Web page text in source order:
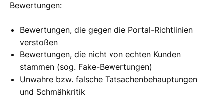
Bewertungen:
Bewertungen, die gegen die Portal-Richtlinien
verstoßen
Bewertungen, die nicht von echten Kunden
stammen (sog. Fake-Bewertungen)
Unwahre bzw. falsche Tatsachenbehauptungen
und Schmähkritik